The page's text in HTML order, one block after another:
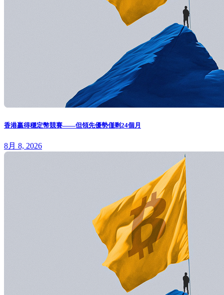
香港贏得穩定幣競賽——但領先優勢僅剩24個月
8月 8, 2026